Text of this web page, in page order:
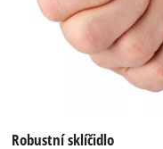
Robustní sklíčidlo